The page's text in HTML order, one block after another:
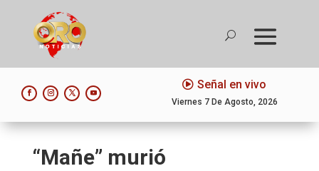
Señal en vivo
Viernes 7 De Agosto, 2026
“Mañe” murió